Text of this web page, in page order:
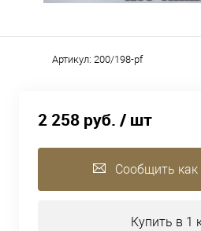
Артикул: 200/198-pf
2 258 руб. / шт
Сообщить как
Купить в 1